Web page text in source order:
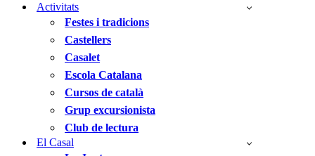
Activitats
Festes i tradicions
Castellers
Casalet
Escola Catalana
Cursos de català
Grup excursionista
Club de lectura
El Casal